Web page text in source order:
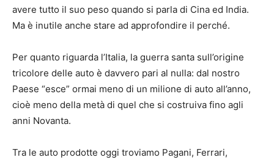
avere tutto il suo peso quando si parla di Cina ed India.
Ma è inutile anche stare ad approfondire il perché.
Per quanto riguarda l’Italia, la guerra santa sull’origine
tricolore delle auto è davvero pari al nulla: dal nostro
Paese “esce” ormai meno di un milione di auto all’anno,
cioè meno della metà di quel che si costruiva fino agli
anni Novanta.
Tra le auto prodotte oggi troviamo Pagani, Ferrari,